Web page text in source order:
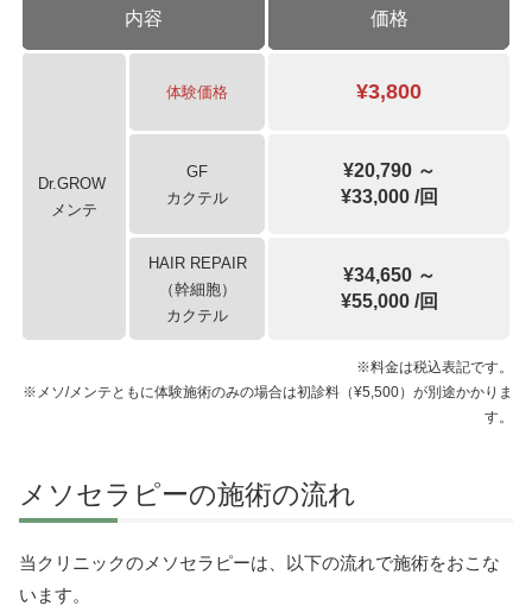
内容 価格
Dr.GROW
メンテ
体験価格 ¥3,800
GF
カクテル
¥20,790 ～
¥33,000 /回
HAIR REPAIR
（幹細胞）
カクテル
¥34,650 ～
¥55,000 /回
※料金は税込表記です。
※メソ/メンテともに体験施術のみの場合は初診料（¥5,500）が別途かかりま
す。
メソセラピーの施術の流れ
当クリニックのメソセラピーは、以下の流れで施術をおこな
います。